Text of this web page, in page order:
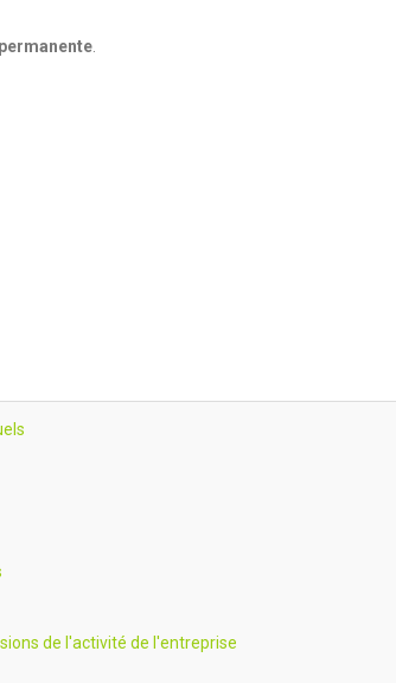
de l'activité de l'entreprise